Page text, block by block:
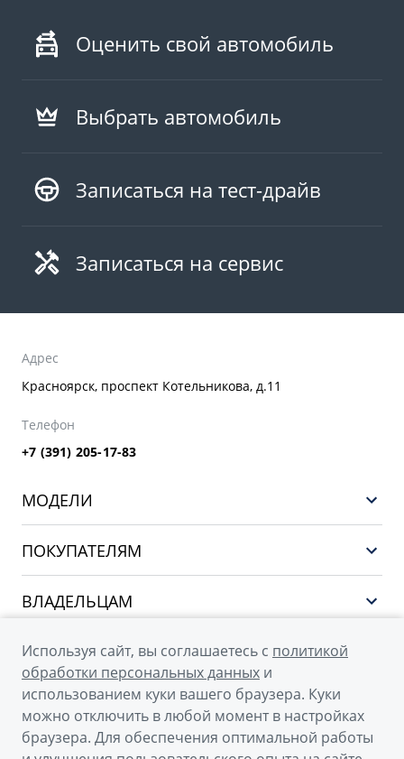
Оценить свой автомобиль
Выбрать автомобиль
Записаться на тест-драйв
Записаться на сервис
Адрес
Красноярск, проспект Котельникова, д.11
Телефон
+7 (391) 205-17-83
МОДЕЛИ
EX5
CITYRAY
ATLAS
OKAVANGO
MONJARO
ПОКУПАТЕЛЯМ
Финансы и услуги
ВЛАДЕЛЬЦАМ
Поддержка
О КОМПАНИИ
О бренде GEELY
О дилерском центре
Новости
Используя сайт, вы соглашаетесь с политикой
обработки персональных данных и
использованием куки вашего браузера. Куки
можно отключить в любой момент в настройках
браузера. Для обеспечения оптимальной работы